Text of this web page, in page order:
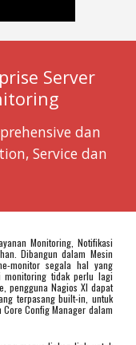
Server
dan
Service dan
Monitoring, Notifikasi
Dibangun dalam Mesin
monitor segala hal yang
monitoring tidak perlu lagi
pengguna Nagios XI dapat
terpasang built-in, untuk
Config Manager dalam